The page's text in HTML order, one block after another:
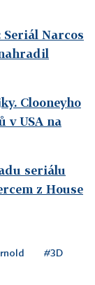
Seriál Narcos
Clooneyho
v USA na
seriálu
z House
#3D